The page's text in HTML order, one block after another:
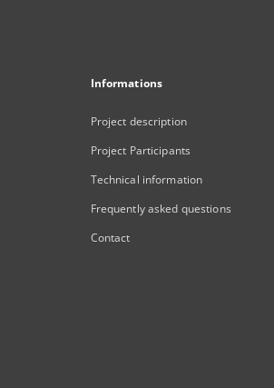
Informations
Project description
Project Participants
Technical information
Frequently asked questions
Contact